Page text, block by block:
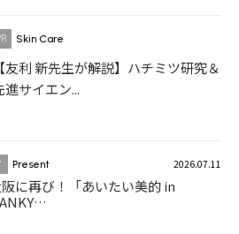
Skin Care
【友利 新先生が解説】ハチミツ研究＆
進サイエン...
Present 2026.07.11
に再び！「あいたい美的 in